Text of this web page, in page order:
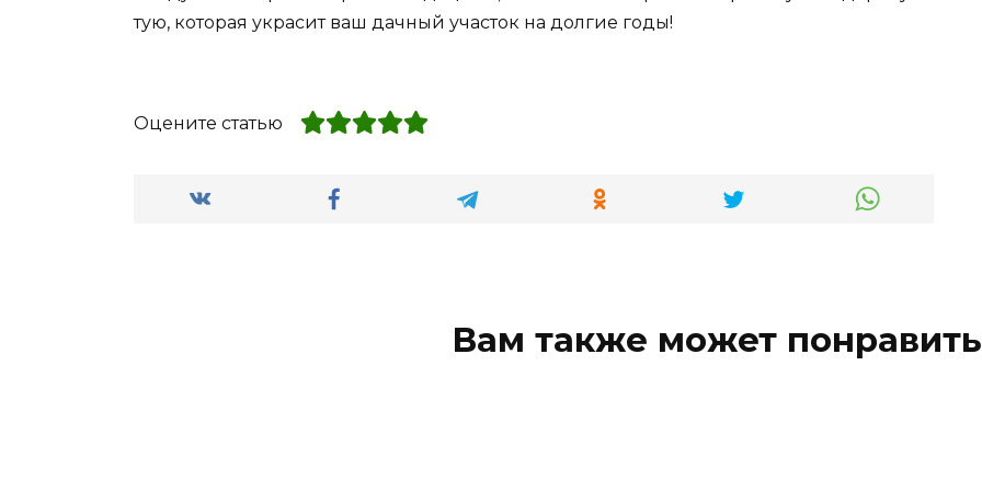
тую, которая украсит ваш дачный участок на долгие годы!
Оцените статью
Вам также может